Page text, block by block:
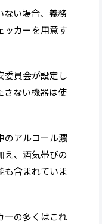
ない場合、義務
ッカーを用意す
委員会が設定し
さない機器は使
のアルコール濃
え、酒気帯びの
も含まれていま
ーの多くはこれ